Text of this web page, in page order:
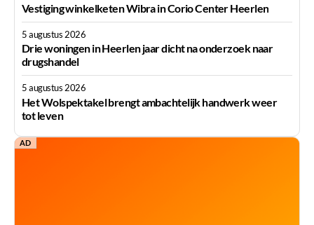
Vestiging winkelketen Wibra in Corio Center Heerlen
5 augustus 2026
Drie woningen in Heerlen jaar dicht na onderzoek naar
drugshandel
5 augustus 2026
Het Wolspektakel brengt ambachtelijk handwerk weer
tot leven
AD